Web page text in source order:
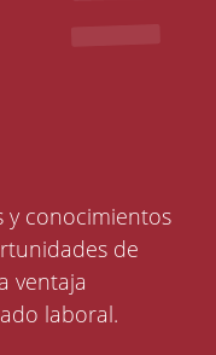
y conocimientos
de
ventaja
laboral.